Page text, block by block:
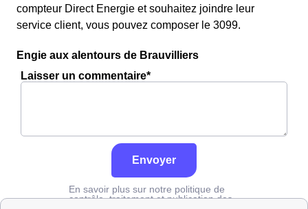
compteur Direct Energie et souhaitez joindre leur
service client, vous pouvez composer le 3099.
Engie aux alentours de Brauvilliers
Laisser un commentaire*
Envoyer
En savoir plus sur notre politique de
contrôle, traitement et publication des